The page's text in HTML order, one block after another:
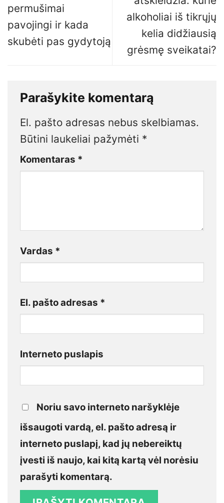
permušimai
pavojingi ir kada
skubėti pas gydytoją
alkoholiai iš tikrųjų
kelia didžiausią
grėsmę sveikatai?
Parašykite komentarą
El. pašto adresas nebus skelbiamas.
Būtini laukeliai pažymėti *
Komentaras *
Vardas *
El. pašto adresas *
Interneto puslapis
Noriu savo interneto naršyklėje
išsaugoti vardą, el. pašto adresą ir
interneto puslapį, kad jų nebereiktų
įvesti iš naujo, kai kitą kartą vėl norėsiu
parašyti komentarą.